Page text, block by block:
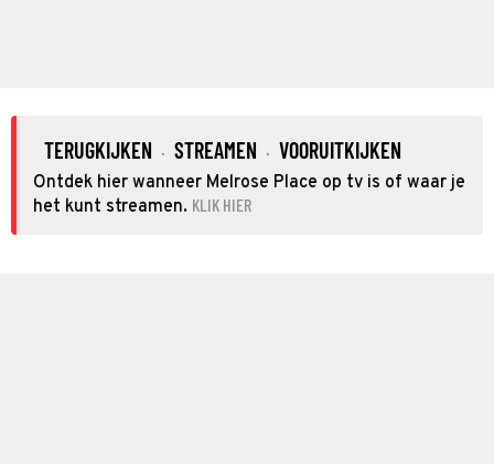
TERUGKIJKEN · STREAMEN · VOORUITKIJKEN
Ontdek hier wanneer Melrose Place op tv is of waar je
het kunt streamen. KLIK HIER